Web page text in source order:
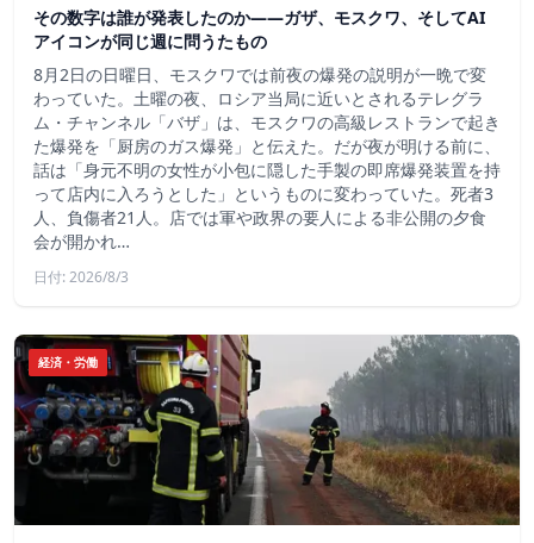
その数字は誰が発表したのか——ガザ、モスクワ、そしてAI
アイコンが同じ週に問うたもの
8月2日の日曜日、モスクワでは前夜の爆発の説明が一晩で変
わっていた。土曜の夜、ロシア当局に近いとされるテレグラ
ム・チャンネル「バザ」は、モスクワの高級レストランで起き
た爆発を「厨房のガス爆発」と伝えた。だが夜が明ける前に、
話は「身元不明の女性が小包に隠した手製の即席爆発装置を持
って店内に入ろうとした」というものに変わっていた。死者3
人、負傷者21人。店では軍や政界の要人による非公開の夕食
会が開かれ…
日付: 2026/8/3
経済・労働